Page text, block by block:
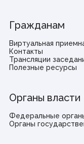
Гражданам
Виртуальная
Контакты
Трансляции
Полезные ресурсы
Органы власти
Федеральные
Органы